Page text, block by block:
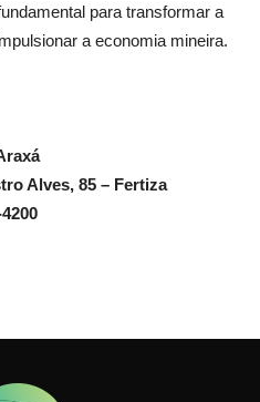
para transformar a
a economia mineira.
Alves, 85 – Fertiza